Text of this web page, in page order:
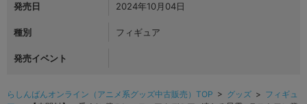
発売日 2024年10月04日
種別 フィギュア
発売イベント
らしんばんオンライン（アニメ系グッズ中古販売）TOP > グッズ > フィギュ